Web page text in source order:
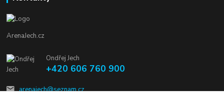
ArenaJech.cz
Ondřej Jech
+420 606 760 900
arenajech@seznam.cz